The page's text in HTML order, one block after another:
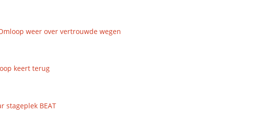
weer over vertrouwde wegen
keert terug
stageplek BEAT